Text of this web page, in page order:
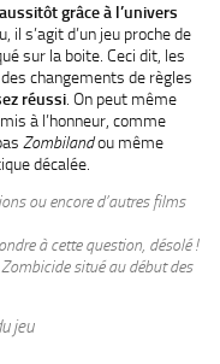
grâce à l’univers
il s’agit d’un jeu proche de
sur la boite. Ceci dit, les
changements de règles
réussi . On peut même
à l’honneur, comme
Zombilandou même
décalée.
ou encore d’autres films
à cette question, désolé !
situé au début des
jeu